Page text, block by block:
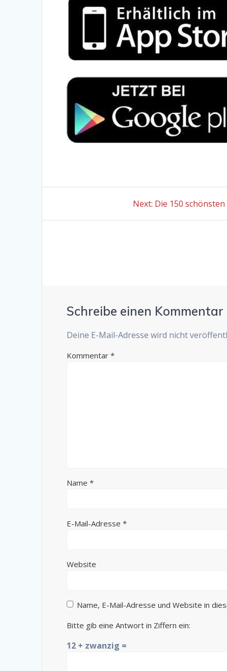
Beitragsnavigation
Next: Next
Die 150
Schreibe einen Kommentar
Deine E-Mail-Adresse wird nicht
Kommentar*
Name*
E-Mail-Adresse*
Website
Name, E-Mail-Adresse und Website in
Bitte gib eine Antwort in Ziffern ein:
12 + zwanzig =